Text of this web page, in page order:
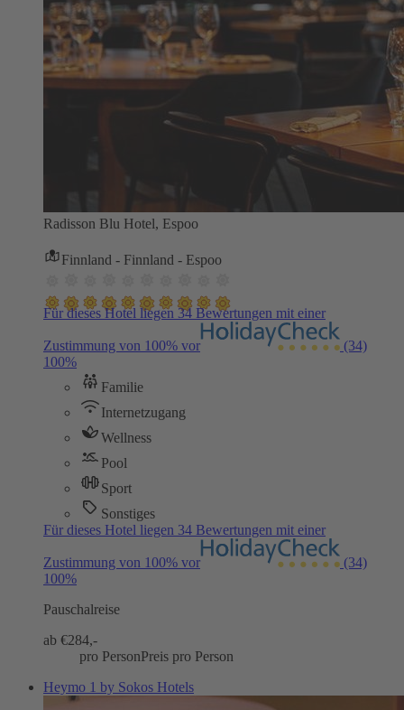
Radisson Blu Hotel, Espoo
Finnland - Finnland - Espoo
Für dieses Hotel liegen 34 Bewertungen mit einer
Zustimmung von 100% vor
(34)
100%
Familie
Internetzugang
Wellness
Pool
Sport
Sonstiges
Für dieses Hotel liegen 34 Bewertungen mit einer
Zustimmung von 100% vor
(34)
100%
Pauschalreise
ab €284,-
pro PersonPreis pro Person
Heymo 1 by Sokos Hotels